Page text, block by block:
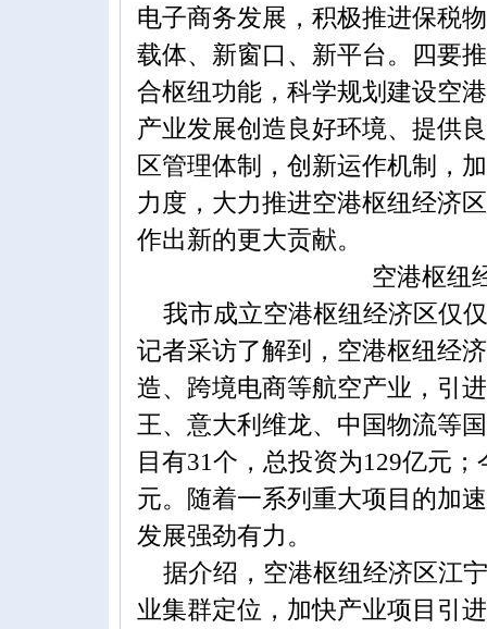
电子商务发展，积极推进保税
载体、新窗口、新平台。四要
合枢纽功能，科学规划建设空
产业发展创造良好环境、提供
区管理体制，创新运作机制，
力度，大力推进空港枢纽经济
作出新的更大贡献。
空港枢纽
我市成立空港枢纽经济区仅
记者采访了解到，空港枢纽经
造、跨境电商等航空产业，引
王、意大利维龙、中国物流等
目有31个，总投资为129亿元
元。随着一系列重大项目的加
发展强劲有力。
据介绍，空港枢纽经济区江
业集群定位，加快产业项目引